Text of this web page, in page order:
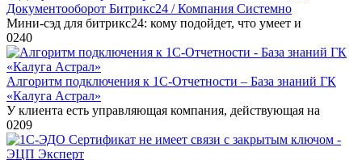
Документооборот Битрикс24 / Компания Системно
Мини-сэд для битрикс24: кому подойдет, что умеет и
0240
Алгоритм подключения к 1С-Отчетности – База знаний ГК
«Калуга Астрал»
У клиента есть управляющая компания, действующая на
0209